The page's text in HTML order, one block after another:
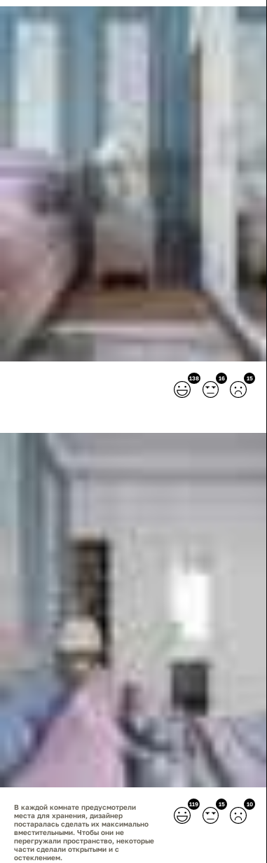
138 16 15
119 15 10
В каждой комнате предусмотрели
места для хранения, дизайнер
постаралась сделать их максимально
вместительными. Чтобы они не
перегружали пространство, некоторые
части сделали открытыми и с
остеклением.